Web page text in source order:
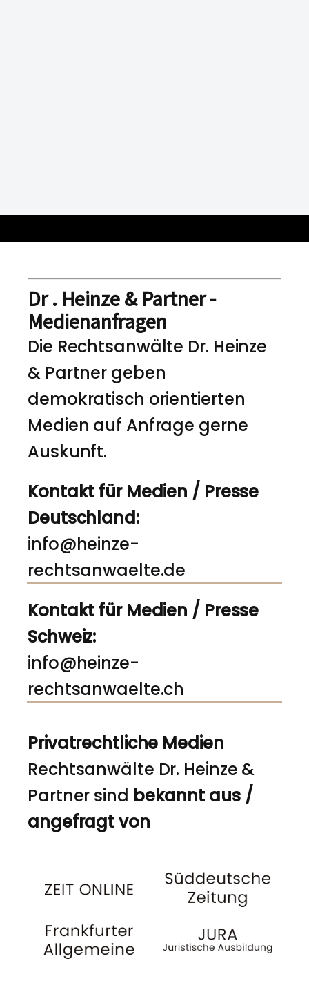
Dr . Heinze & Partner -
Medienanfragen
Die Rechtsanwälte Dr. Heinze
& Partner geben
demokratisch orientierten
Medien auf Anfrage gerne
Auskunft.
Kontakt für Medien / Presse
Deutschland:
info@heinze-
rechtsanwaelte.de
Kontakt für Medien / Presse
Schweiz:
info@heinze-
rechtsanwaelte.ch
Privatrechtliche Medien
Rechtsanwälte Dr. Heinze &
Partner sind bekannt aus /
angefragt von